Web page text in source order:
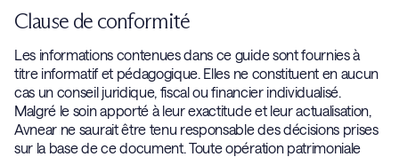
Clause de conformité
Les informations contenues dans ce guide sont fournies à
titre informatif et pédagogique. Elles ne constituent en aucun
cas un conseil juridique, fiscal ou financier individualisé.
Malgré le soin apporté à leur exactitude et leur actualisation,
Avnear ne saurait être tenu responsable des décisions prises
sur la base de ce document. Toute opération patrimoniale